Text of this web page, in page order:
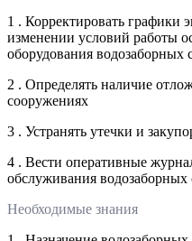
1 . Корректировать графики
изменении условий работы
оборудования водозаборных
2 . Определять наличие
сооружениях
3 . Устранять утечки и
4 . Вести оперативные
обслуживания
Необходимые знания